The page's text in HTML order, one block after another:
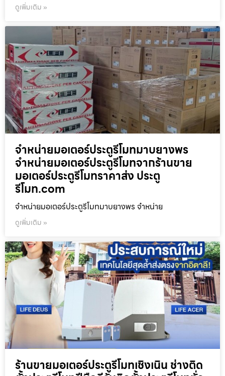
ดูเพิ่มเติม »
จำหน่ายมอเตอร์ประตูรีโมทมาบยางพร
จำหน่ายมอเตอร์ประตูรีโมทจากร้านขาย
มอเตอร์ประตูรีโมทราคาส่ง ประตู
รีโมท.com
จำหน่ายมอเตอร์ประตูรีโมทมาบยางพร จำหน่าย
ดูเพิ่มเติม »
ร้านขายมอเตอร์ประตูรีโมทเชิงเนิน ช่างติด